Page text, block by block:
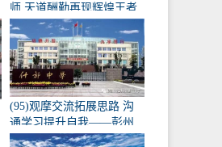
师 天道酬勤再现辉煌王者
风——记彭州一中隆重召
开高2015级高三百日誓师
动员大会
(95)观摩交流拓展思路 沟
通学习提升自我——彭州
一中组织高一高二教师外